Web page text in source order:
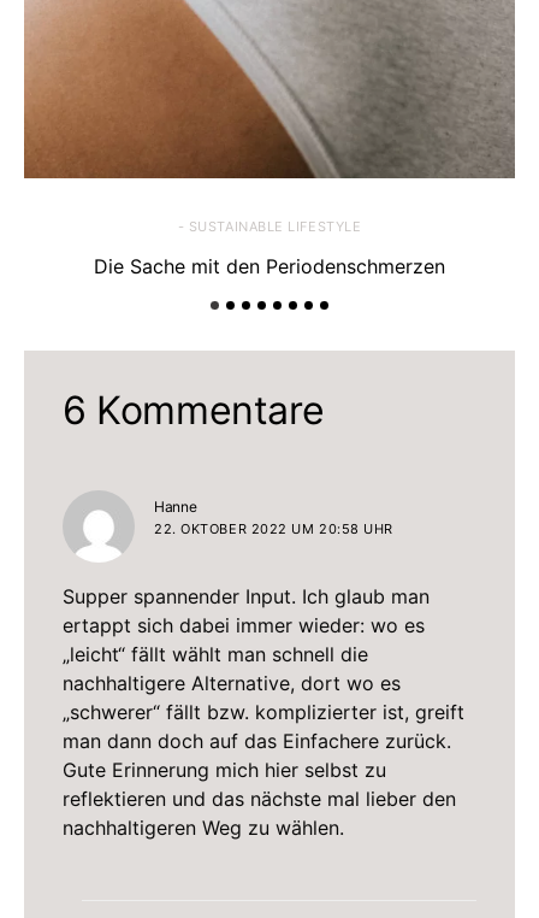
- SUSTAINABLE LIFESTYLE
Die Sache mit den Periodenschmerzen
6 Kommentare
Hannesagt:
22. OKTOBER 2022 UM 20:58 UHR
Supper spannender Input. Ich glaub man
ertappt sich dabei immer wieder: wo es
„leicht“ fällt wählt man schnell die
nachhaltigere Alternative, dort wo es
„schwerer“ fällt bzw. komplizierter ist, greift
man dann doch auf das Einfachere zurück.
Gute Erinnerung mich hier selbst zu
reflektieren und das nächste mal lieber den
nachhaltigeren Weg zu wählen.